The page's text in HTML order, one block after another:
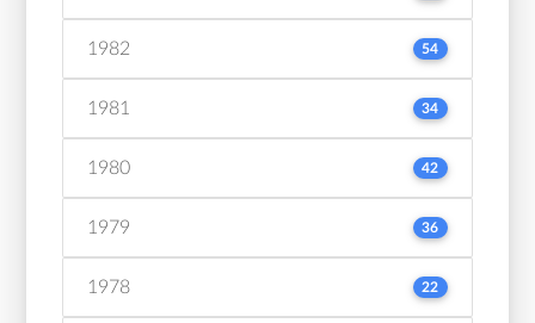
1982 54
1981 34
1980 42
1979 36
1978 22